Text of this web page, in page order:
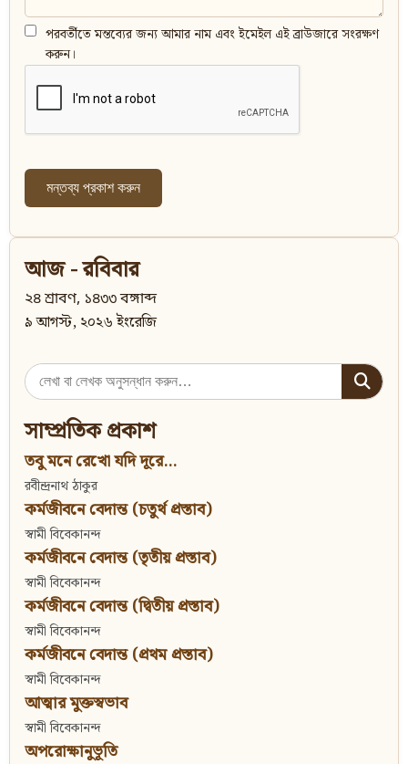
পরবর্তীতে মন্তব্যের জন্য আমার নাম এবং ইমেইল এই ব্রাউজারে সংরক্ষণ
করুন।
আজ - রবিবার
২৪ শ্রাবণ, ১৪৩৩ বঙ্গাব্দ
৯ আগস্ট, ২০২৬ ইংরেজি
Search
for:
সাম্প্রতিক প্রকাশ
তবু মনে রেখো যদি দূরে...
রবীন্দ্রনাথ ঠাকুর
কর্মজীবনে বেদান্ত (চতুর্থ প্রস্তাব)
স্বামী বিবেকানন্দ
কর্মজীবনে বেদান্ত (তৃতীয় প্রস্তাব)
স্বামী বিবেকানন্দ
কর্মজীবনে বেদান্ত (দ্বিতীয় প্রস্তাব)
স্বামী বিবেকানন্দ
কর্মজীবনে বেদান্ত (প্রথম প্রস্তাব)
স্বামী বিবেকানন্দ
আত্মার মুক্তস্বভাব
স্বামী বিবেকানন্দ
অপরোক্ষানুভূতি